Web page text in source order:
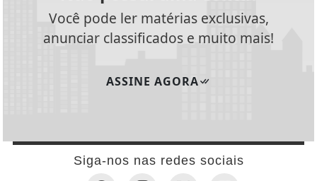
Você pode ler matérias exclusivas,
anunciar classificados e muito mais!
ASSINE AGORA
Siga-nos nas redes sociais